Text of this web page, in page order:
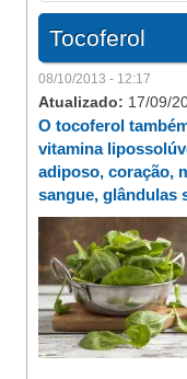
Tocoferol
08/10/2013 - 12:17
Atualizado: 17/09/
O tocoferol
vitamina
adiposo, coração,
sangue, glândulas